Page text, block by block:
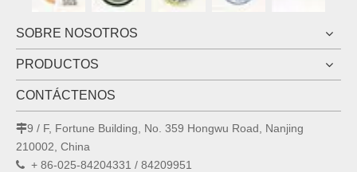
SOBRE NOSOTROS
PRODUCTOS
CONTÁCTENOS
9 / F, Fortune Building, No. 359 Hongwu Road, Nanjing
210002, China
 + 86-025-84204331 / 84209951